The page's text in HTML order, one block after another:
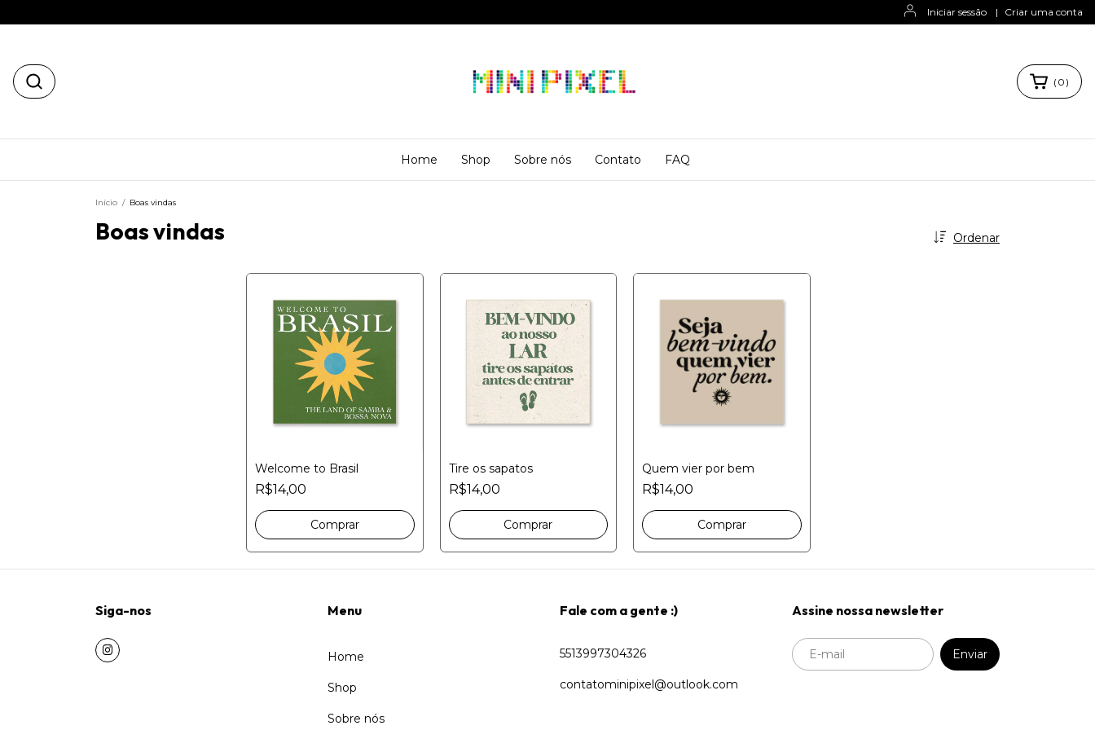
Iniciar sessão | Criar uma conta
( 0 )
Home Shop Sobre nós Contato FAQ
Início / Boas vindas
Boas vindas Ordenar
Welcome to Brasil
R$14,00
Tire os sapatos
R$14,00
Quem vier por bem
R$14,00
Siga-nos Menu
Home
Shop
Sobre nós
Fale com a gente :)
5513997304326
contatominipixel@outlook.com
Assine nossa newsletter